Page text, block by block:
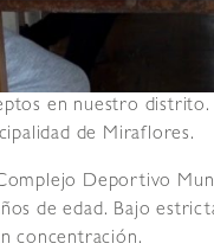
en nuestro
de Miraflores.
Deportivo
de edad. Bajo
concentración.